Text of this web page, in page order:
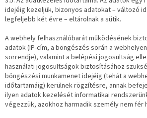
idejéig kezeljük, bizonyos adatokat – változó
legfeljebb két évre – eltárolnak a sütik.
A webhely felhasználóbarát működésének
adatok (IP-cím, a böngészés során a
sorrendje), valamint a belépési jogosultság
használati jogosultságok biztosításához
böngészési munkamenet idejéig (tehát a
időtartamáig) kerülnek rögzítésre, annak
ilyen adatok kezelését informatikai
végezzük, azokhoz harmadik személy nem fér